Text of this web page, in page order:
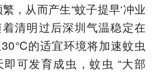
，从而产生“蚊子提早‘冲业
着清明过后深圳气温稳定在
的适宜环境将加速蚊虫
可发育成虫，蚊虫 “大部